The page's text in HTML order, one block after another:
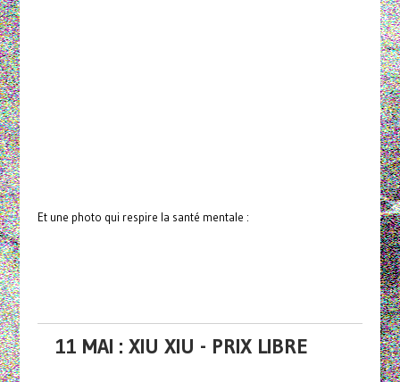
Et une photo qui respire la santé mentale :
11 MAI : XIU XIU - PRIX LIBRE